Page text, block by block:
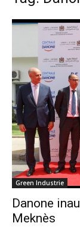
Green Industrie
Danone
Meknès